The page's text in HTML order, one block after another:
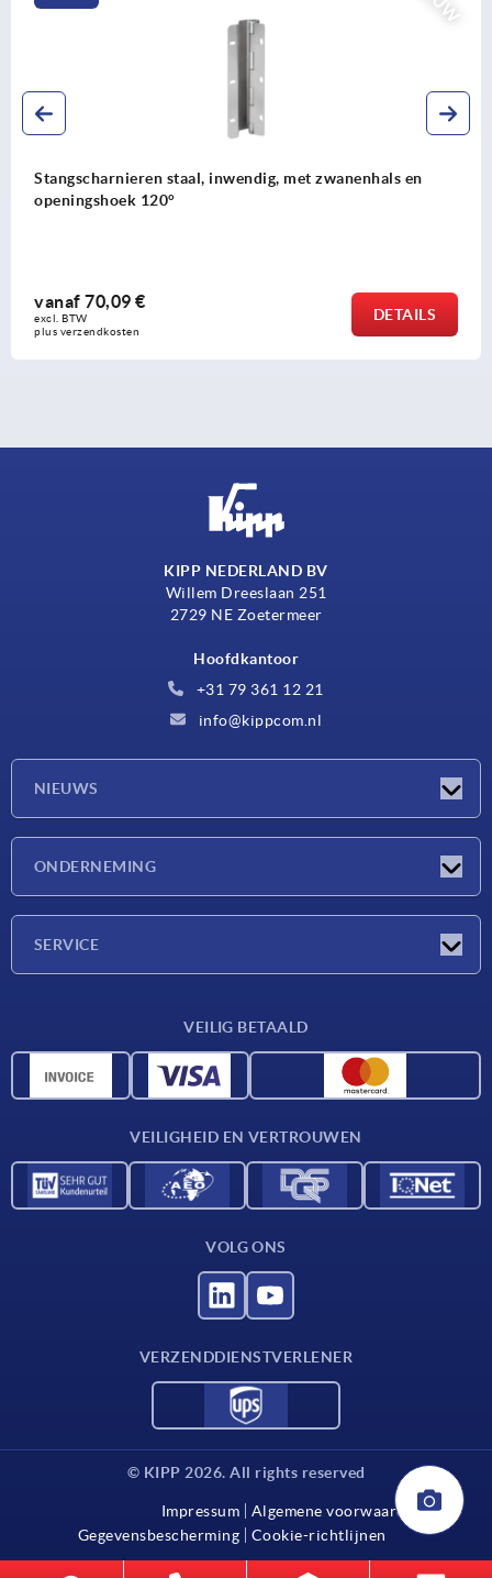
Stangscharnieren staal, rvs of aluminium
vanaf8,85 €
plus verzendkosten
DETAILS
KIPP NEDERLAND BV
Willem Dreeslaan 251
2729 NE Zoetermeer
Hoofdkantoor
+31 79 361 12 21
info@kippcom.nl
NIEUWS
ONDERNEMING
SERVICE
CAD-gegevens
VEILIG BETAALD
VEILIGHEID EN VERTROUWEN
VOLG ONS
VERZENDDIENSTVERLENER
© KIPP 2026. All rights reserved
Impressum
Algemene voorwaarden
Gegevensbescherming
Cookie-richtlijnen